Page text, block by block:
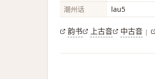
潮州话
lau5
韵书 上古音 中古音 |